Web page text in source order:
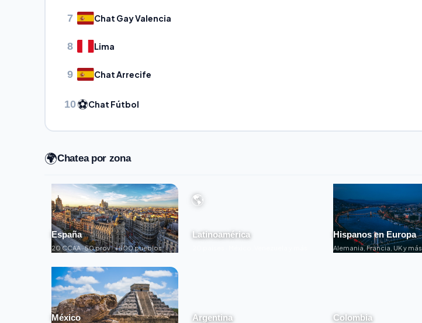
7 Chat Gay Valencia
8 Lima
9 Chat Arrecife
10⚽Chat Fútbol
🌍Chatea por zona
España
20 CCAA · 50 prov · +500 pueblos
🌎
Latinoamérica Hispanos en Europa
Alemania, Francia, UK y más
México Argentina Colombia